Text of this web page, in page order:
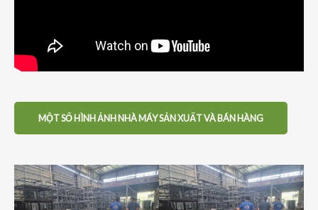
MỘT SỐ HÌNH ẢNH NHÀ MÁY SẢN XUẤT VÀ BÁN HÀNG